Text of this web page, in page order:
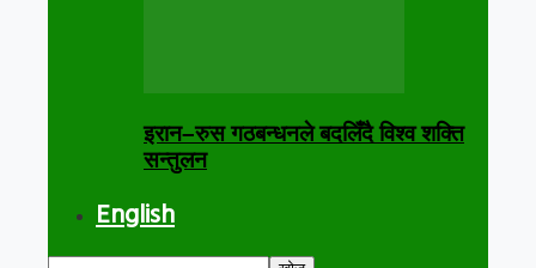
इरान–रुस गठबन्धनले बदलिँदै विश्व शक्ति
सन्तुलन
English